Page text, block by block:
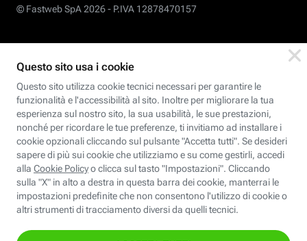
© Fastweb SpA 2026 - P.IVA 12878470157